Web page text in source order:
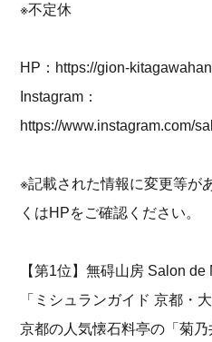
※不定休
HP： https://gion-
Instagram：
https://www.instagram.com/
※記載された情報に変更等が
くはHPをご確認ください。
【第1位】無碍山房 Salon de
「ミシュランガイド 京都・
京都の人気懐石料亭の「菊